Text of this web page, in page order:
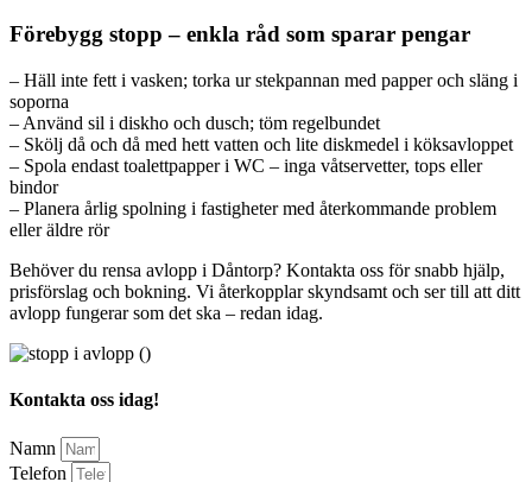
Förebygg stopp – enkla råd som sparar pengar
– Häll inte fett i vasken; torka ur stekpannan med papper och släng i
soporna
– Använd sil i diskho och dusch; töm regelbundet
– Skölj då och då med hett vatten och lite diskmedel i köksavloppet
– Spola endast toalettpapper i WC – inga våtservetter, tops eller
bindor
– Planera årlig spolning i fastigheter med återkommande problem
eller äldre rör
Behöver du rensa avlopp i Dåntorp? Kontakta oss för snabb hjälp,
prisförslag och bokning. Vi återkopplar skyndsamt och ser till att ditt
avlopp fungerar som det ska – redan idag.
Kontakta oss idag!
Namn
Telefon